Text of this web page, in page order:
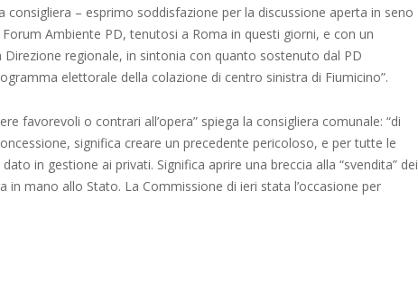
consigliera – esprimo soddisfazione per la discussione aperta in seno
Ambiente PD, tenutosi a Roma in questi giorni, e con un
regionale, in sintonia con quanto sostenuto dal PD
elettorale della colazione di centro sinistra di Fiumicino”.
favorevoli o contrari all’opera” spiega la consigliera comunale: “di
significa creare un precedente pericoloso, e per tutte le
in gestione ai privati. Significa aprire una breccia alla “svendita” dei
in mano allo Stato. La Commissione di ieri stata l’occasione per